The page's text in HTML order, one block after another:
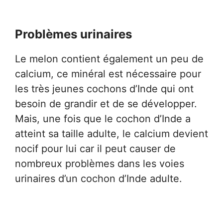
Problèmes urinaires
Le melon contient également un peu de
calcium, ce minéral est nécessaire pour
les très jeunes cochons d’Inde qui ont
besoin de grandir et de se développer.
Mais, une fois que le cochon d’Inde a
atteint sa taille adulte, le calcium devient
nocif pour lui car il peut causer de
nombreux problèmes dans les voies
urinaires d’un cochon d’Inde adulte.